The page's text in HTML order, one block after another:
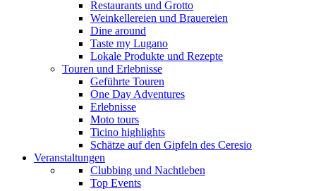
Restaurants und Grotto
Weinkellereien und Brauereien
Dine around
Taste my Lugano
Lokale Produkte und Rezepte
Touren und Erlebnisse
Geführte Touren
One Day Adventures
Erlebnisse
Moto tours
Ticino highlights
Schätze auf den Gipfeln des Ceresio
Veranstaltungen
Clubbing und Nachtleben
Top Events